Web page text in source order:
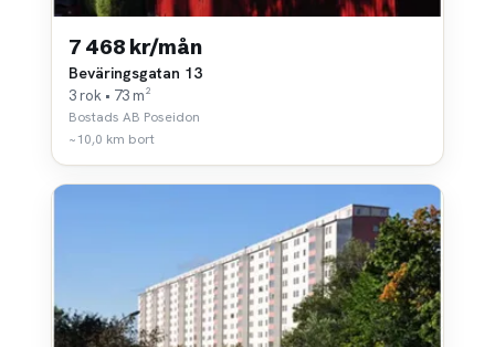
7 468 kr/mån
Beväringsgatan 13
3 rok • 73 m²
Bostads AB Poseidon
~10,0 km bort